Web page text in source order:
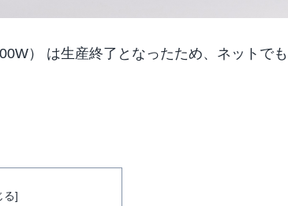
） は生産終了となったため、ネットでも